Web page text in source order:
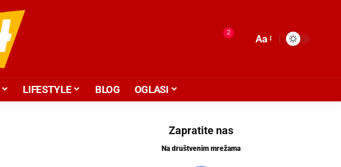
2
Aa
LIFESTYLE BLOG OGLASI
Zapratite nas
Na društvenim mrežama